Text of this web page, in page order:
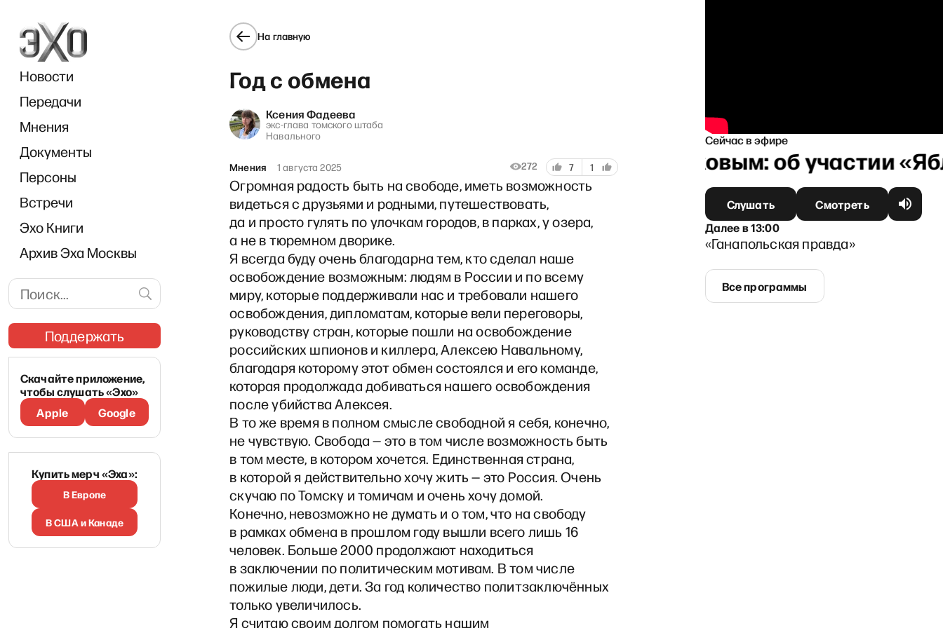
Новости
Передачи
Мнения
Документы
Персоны
Встречи
Эхо Книги
Архив Эха Москвы
Поддержать
Скачайте приложение,
чтобы слушать «Эхо»
Apple
Google
Купить мерч «Эха»:
В Европе
В США и Канаде
На главную
Год с обмена
Ксения Фадеева
экс-глава томского штаба
Навального
Мнения 1 августа 2025 272 7 1
Огромная радость быть на свободе, иметь возможность
видеться с друзьями и родными, путешествовать,
да и просто гулять по улочкам городов, в парках, у озера,
а не в тюремном дворике.
Я всегда буду очень благодарна тем, кто сделал наше
освобождение возможным: людям в России и по всему
миру, которые поддерживали нас и требовали нашего
освобождения, дипломатам, которые вели переговоры,
руководству стран, которые пошли на освобождение
российских шпионов и киллера, Алексею Навальному,
благодаря которому этот обмен состоялся и его команде,
которая продолжада добиваться нашего освобождения
после убийства Алексея.
В то же время в полном смысле свободной я себя, конечно,
не чувствую. Свобода — это в том числе возможность быть
в том месте, в котором хочется. Единственная страна,
в которой я действительно хочу жить — это Россия. Очень
скучаю по Томску и томичам и очень хочу домой.
Конечно, невозможно не думать и о том, что на свободу
в рамках обмена в прошлом году вышли всего лишь 16
человек. Больше 2000 продолжают находиться
в заключении по политическим мотивам. В том числе
пожилые люди, дети. За год количество политзаключённых
только увеличилось.
Я считаю своим долгом помогать нашим
Сейчас в эфире
«Что мы знаем» с Максимом Курниковым: об участии
Слушать
Смотреть
Далеев13:00
«Ганапольская правда»
Все программы